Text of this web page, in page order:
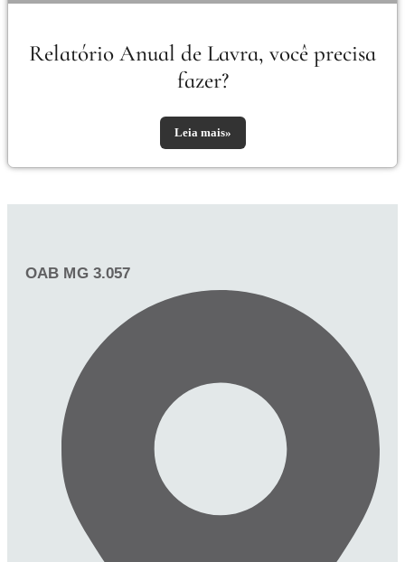
Relatório Anual de Lavra, você precisa
fazer?
Leia mais»
OAB MG 3.057